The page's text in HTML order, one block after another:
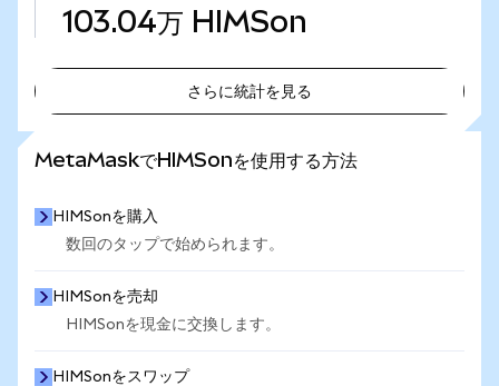
103.04万 HIMSon
さらに統計を見る
MetaMaskでHIMSonを使用する方法
HIMSonを購入
数回のタップで始められます。
HIMSonを売却
HIMSonを現金に交換します。
HIMSonをスワップ